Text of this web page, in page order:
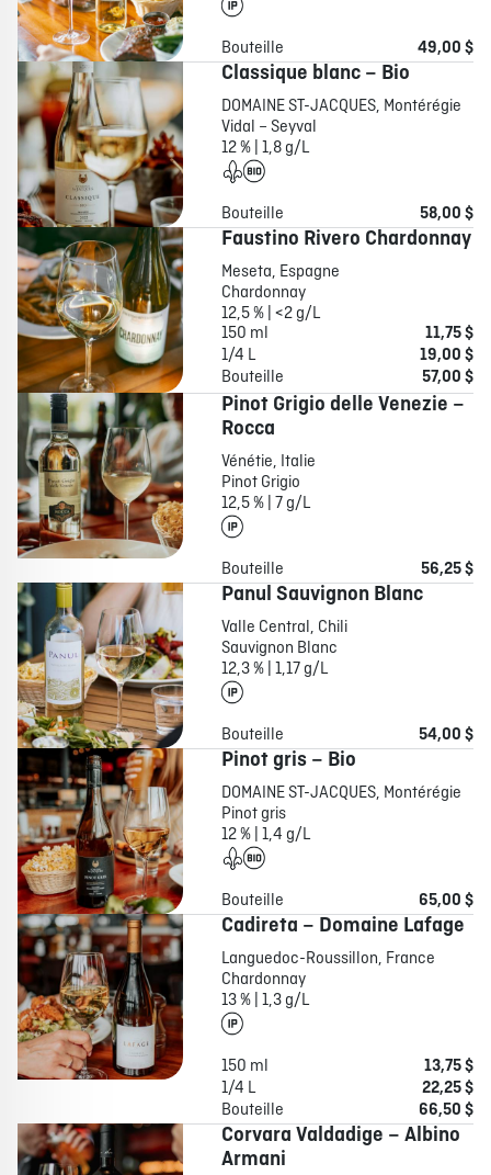
Bouteille 49,00 $
Classique blanc – Bio
DOMAINE ST-JACQUES, Montérégie
Vidal – Seyval
12 % | 1,8 g/L
Bouteille 58,00 $
Faustino Rivero Chardonnay
Meseta, Espagne
Chardonnay
12,5 % | <2 g/L
150 ml
11,75 $
1/4 L
19,00 $
Bouteille
57,00 $
Pinot Grigio delle Venezie –
Rocca
Vénétie, Italie
Pinot Grigio
12,5 % | 7 g/L
Bouteille 56,25 $
Panul Sauvignon Blanc
Valle Central, Chili
Sauvignon Blanc
12,3 % | 1,17 g/L
Bouteille 54,00 $
Pinot gris – Bio
DOMAINE ST-JACQUES, Montérégie
Pinot gris
12 % | 1,4 g/L
Bouteille 65,00 $
Cadireta – Domaine Lafage
Languedoc-Roussillon, France
Chardonnay
13 % | 1,3 g/L
150 ml
13,75 $
1/4 L
22,25 $
Bouteille
66,50 $
Corvara Valdadige – Albino
Armani